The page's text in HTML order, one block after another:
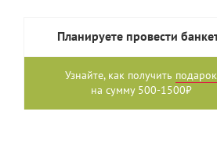
Планируете провести
Узнайте, как получить подарок
на сумму 500-1500₽